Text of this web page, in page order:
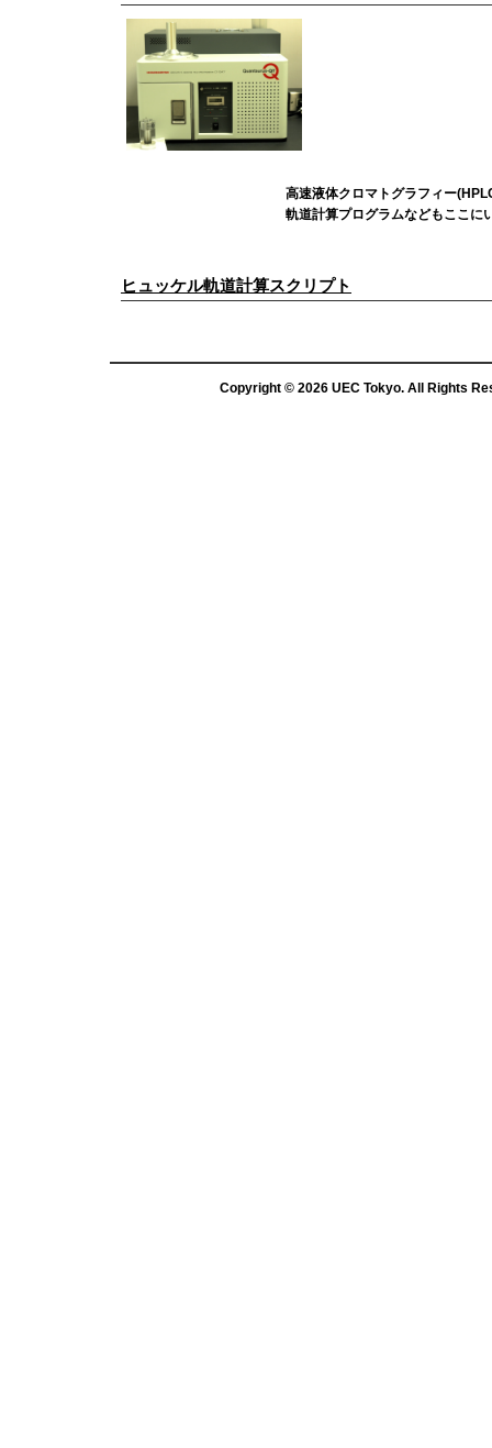
高速液体クロマトグラフィー
軌道計算プログラムなどもここに
ヒュッケル軌道計算スクリプト
Copyright © 2026 UEC Tokyo. All Rights